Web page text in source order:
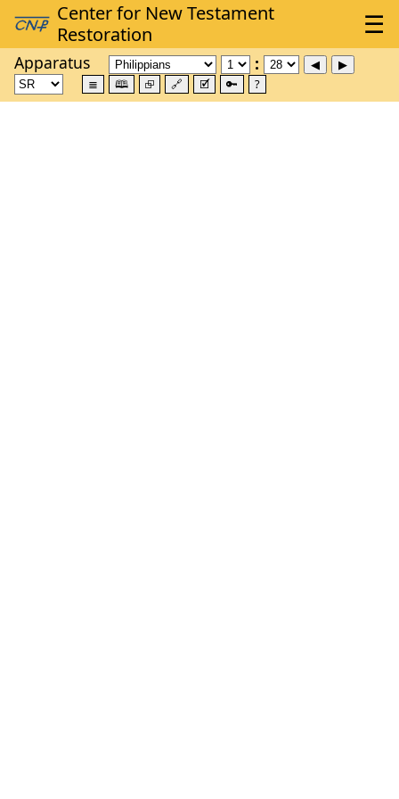
Apparatus
≣ 🕮 ⮺ 🔗 🗹 🔑 ?